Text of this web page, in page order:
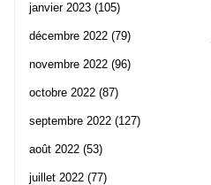
janvier 2023 (105)
décembre 2022 (79)
novembre 2022 (96)
octobre 2022 (87)
septembre 2022 (127)
août 2022 (53)
juillet 2022 (77)